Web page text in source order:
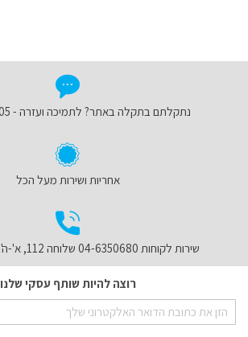
נתקלתם בתקלה באתר? לתמיכה ועזרה - 050-2120205
אחריות ושירות מעל הכל
שירות לקוחות 04-6350680 שלוחה 112, א'-ה', 16:00-08:00
רוצה להיות שותף עסקי שלנו
Sign
Up